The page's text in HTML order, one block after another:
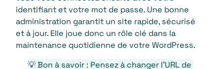
identifiant et votre mot de passe. Une bonne
administration garantit un site rapide, sécurisé
et à jour. Elle joue donc un rôle clé dans la
maintenance quotidienne de votre WordPress.
💡 Bon à savoir : Pensez à changer l’URL de